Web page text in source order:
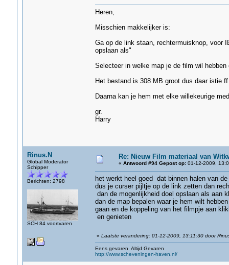
Heren,
Misschien makkelijker is:
Ga op de link staan, rechtermuisknop, voor
opslaan als"
Selecteer in welke map je de film wil hebben
Het bestand is 308 MB groot dus daar istie
Daarna kan je hem met elke willekeurige
gr.
Harry
Rinus.N
Global Moderator
Schipper
Berichten: 2798
SCH 84 voortvaren
Re: Nieuw Film materiaal van
« Antwoord #94 Gepost op:01-12-2009,
het werkt heel goed dat binnen halen van
dus je curser pijltje op de link zetten dan
dan de mogenlijkheid doel opslaan als aan
dan de map bepalen waar je hem wilt
gaan en de koppeling van het filmpje aan
en genieten
« Laatste verandering: 01-12-2009, 13:11:30 door
Eens gevaren Altijd Gevaren
http://www.scheveningen-haven.nl/